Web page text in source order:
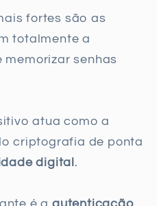
fortes são as
totalmente a
senhas
atua como a
criptografia de ponta
digital.